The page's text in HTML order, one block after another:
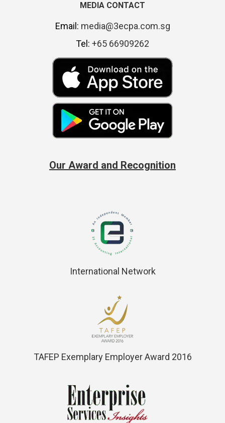
MEDIA CONTACT
Email: media@3ecpa.com.sg
Tel: +65 66909262
Our Award and Recognition
International Network
TAFEP Exemplary Employer Award 2016